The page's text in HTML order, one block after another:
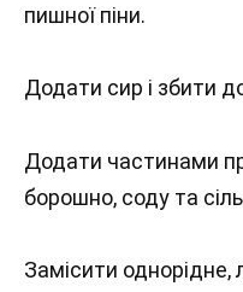
пишної піни.
Додати сир і збити
Додати частинами
борошно, соду та
Замісити однорідне,